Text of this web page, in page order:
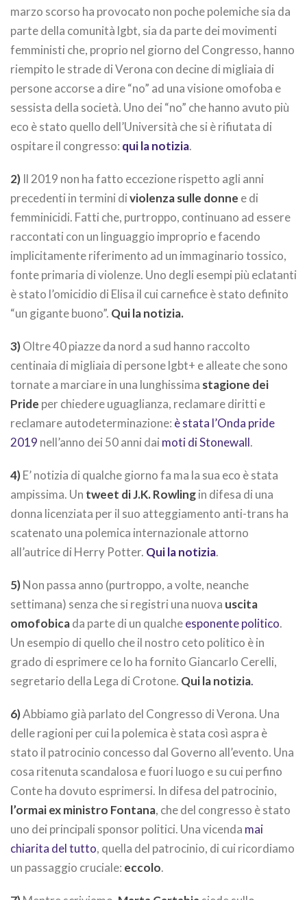
marzo scorso ha provocato non poche polemiche sia da
parte della comunità lgbt, sia da parte dei movimenti
femministi che, proprio nel giorno del Congresso, hanno
riempito le strade di Verona con decine di migliaia di
persone accorse a dire “no” ad una visione omofoba e
sessista della società. Uno dei “no” che hanno avuto più
eco è stato quello dell’Università che si è rifiutata di
ospitare il congresso: qui la notizia.
2) Il 2019 non ha fatto eccezione rispetto agli anni
precedenti in termini diviolenza sulle donne e di
femminicidi. Fatti che, purtroppo, continuano ad essere
raccontati con un linguaggio improprio e facendo
implicitamente riferimento ad un immaginario tossico,
fonte primaria di violenze. Uno degli esempi più eclatanti
è stato l’omicidio di Elisa il cui carnefice è stato definito
“un gigante buono”. Qui la notizia.
3)Oltre 40 piazze da nord a sud hanno raccolto
centinaia di migliaia di persone lgbt+ e alleate che sono
tornate a marciare in una lunghissima stagione dei
Pride per chiedere uguaglianza, reclamare diritti e
reclamare autodeterminazione: è stata l’Onda pride
2019 nell’anno dei 50 anni dai moti di Stonewall.
4)E’ notizia di qualche giorno fa ma la sua eco è stata
ampissima. Un tweet di J.K. Rowlingin difesa di una
donna licenziata per il suo atteggiamento anti-trans ha
scatenato una polemica internazionale attorno
all’autrice di Herry Potter. Qui la notizia.
5)Non passa anno (purtroppo, a volte, neanche
settimana) senza che si registri una nuova uscita
omofobicada parte di un qualcheesponente politico.
Un esempio di quello che il nostro ceto politico è in
grado di esprimere ce lo ha fornito Giancarlo Cerelli,
segretario della Lega di Crotone. Qui la notizia.
6)Abbiamo già parlato del Congresso di Verona. Una
delle ragioni per cui la polemica è stata così aspra è
stato il patrocinio concesso dal Governo all’evento. Una
cosa ritenuta scandalosa e fuori luogo e su cui perfino
Conte ha dovuto esprimersi. In difesa del patrocinio,
l’ormai ex ministro Fontana, che del congresso è stato
uno dei principali sponsor politici. Una vicenda mai
chiarita del tutto, quella del patrocinio, di cui ricordiamo
un passaggio cruciale: eccolo.